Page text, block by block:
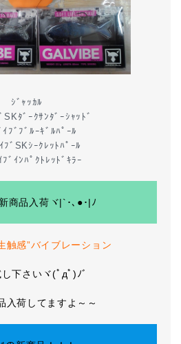
ｼﾞｬｯｶﾙ
SKﾀﾞｰｸｻﾝﾀﾞｰｼｬｯﾄﾞ
ｲﾌﾞﾌﾞﾙｰｷﾞﾙﾊﾟｰﾙ
ﾌﾞSKｼｰｸﾚｯﾄﾊﾟｰﾙ
ﾌﾞｲﾝﾊﾟｸﾄﾚｯﾄﾞｷﾗｰ
商品入荷ヾ|`･､●･|ﾉ
触感”バイブレーション
下さいヾ(ﾟдﾟ)ﾉ゛
入荷してますよ～～